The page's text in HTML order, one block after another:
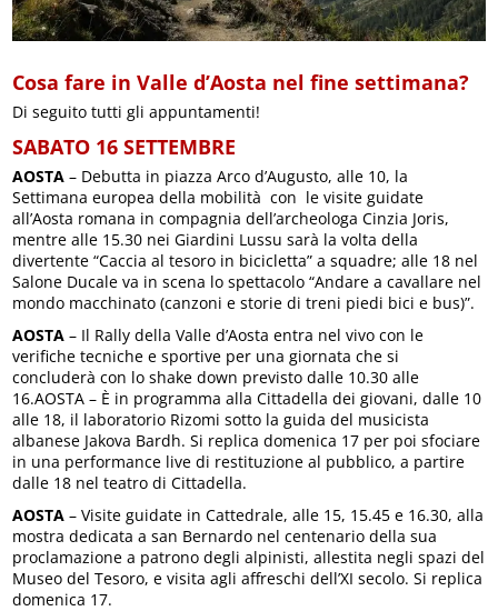
Cosa fare in Valle d’Aosta nel fine settimana?
Di seguito tutti gli appuntamenti!
SABATO 16 SETTEMBRE
AOSTA – Debutta in piazza Arco d’Augusto, alle 10, la
Settimana europea della mobilità con le visite guidate
all’Aosta romana in compagnia dell’archeologa Cinzia Joris,
mentre alle 15.30 nei Giardini Lussu sarà la volta della
divertente “Caccia al tesoro in bicicletta” a squadre; alle 18 nel
Salone Ducale va in scena lo spettacolo “Andare a cavallare nel
mondo macchinato (canzoni e storie di treni piedi bici e bus)”.
AOSTA – Il Rally della Valle d’Aosta entra nel vivo con le
verifiche tecniche e sportive per una giornata che si
concluderà con lo shake down previsto dalle 10.30 alle
16.AOSTA – È in programma alla Cittadella dei giovani, dalle 10
alle 18, il laboratorio Rizomi sotto la guida del musicista
albanese Jakova Bardh. Si replica domenica 17 per poi sfociare
in una performance live di restituzione al pubblico, a partire
dalle 18 nel teatro di Cittadella.
AOSTA – Visite guidate in Cattedrale, alle 15, 15.45 e 16.30, alla
mostra dedicata a san Bernardo nel centenario della sua
proclamazione a patrono degli alpinisti, allestita negli spazi del
Museo del Tesoro, e visita agli affreschi dell’XI secolo. Si replica
domenica 17.